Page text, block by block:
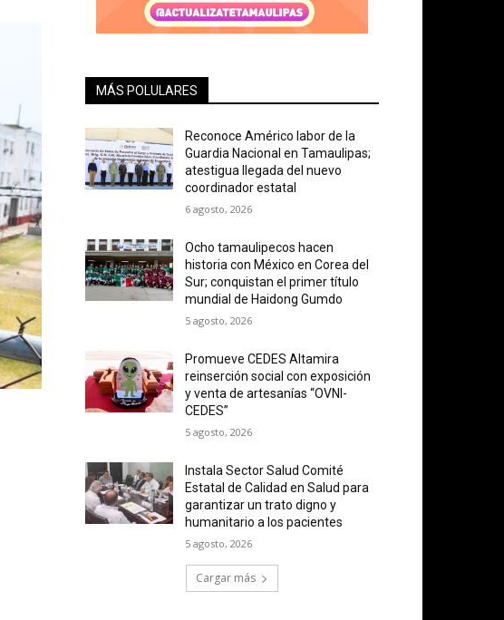
MÁS POLULARES
Reconoce Américo labor de la
Guardia Nacional en Tamaulipas;
atestigua llegada del nuevo
coordinador estatal
6 agosto, 2026
Ocho tamaulipecos hacen
historia con México en Corea del
Sur; conquistan el primer título
mundial de Haidong Gumdo
5 agosto, 2026
Promueve CEDES Altamira
reinserción social con exposición
y venta de artesanías “OVNI-
CEDES”
5 agosto, 2026
Instala Sector Salud Comité
Estatal de Calidad en Salud para
garantizar un trato digno y
humanitario a los pacientes
5 agosto, 2026
Cargar más